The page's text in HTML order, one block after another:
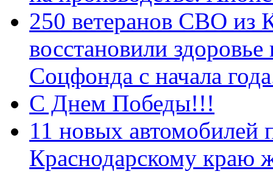
250 ветеранов СВО из
восстановили
Соцфонда с начала
С Днем Победы!!!
11 новых автомобилей
Краснодарскому краю